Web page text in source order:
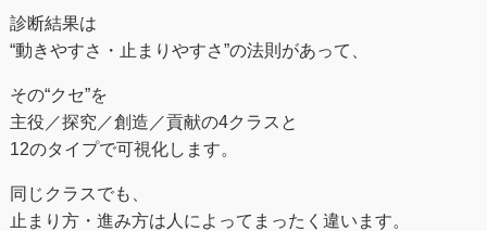
診断結果は
“動きやすさ・止まりやすさ”の法則があって、
その“クセ”を
主役／探究／創造／貢献の4クラスと
12のタイプで可視化します。
同じクラスでも、
止まり方・進み方は人によってまったく違います。